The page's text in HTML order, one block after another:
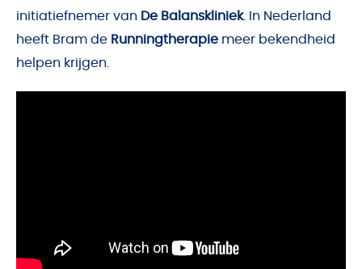
initiatiefnemer van De Balanskliniek. In Nederland
heeft Bram de Runningtherapie meer bekendheid
helpen krijgen.